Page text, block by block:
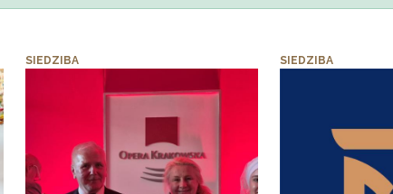
SIEDZIBA SIEDZIBA